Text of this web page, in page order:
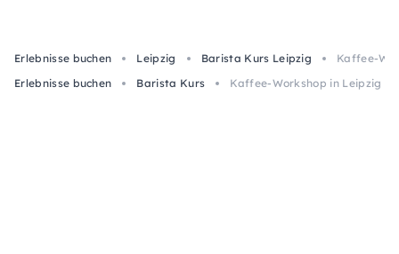
Erlebnisse buchen Leipzig Barista Kurs Leipzig
Kaffee-
Erlebnisse buchen
Barista Kurs Kaffee-Workshop in Leipzig –